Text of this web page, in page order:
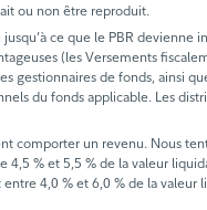
ou non être reproduit.
ce que le PBR devienne
(les Versements
gestionnaires de fonds, ainsi
du fonds applicable. Les
comporter un revenu. Nous
% et 5,5 % de la valeur
4,0 % et 6,0 % de la valeur